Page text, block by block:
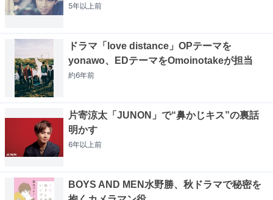
5年以上前
ドラマ「love distance」OPテーマを
yonawo、EDテーマをOmoinotakeが担当
約6年前
片寄涼太「JUNON」で“鼻かじキス”の裏話
明かす
6年以上前
BOYS AND MEN水野勝、秋ドラマで秘密を